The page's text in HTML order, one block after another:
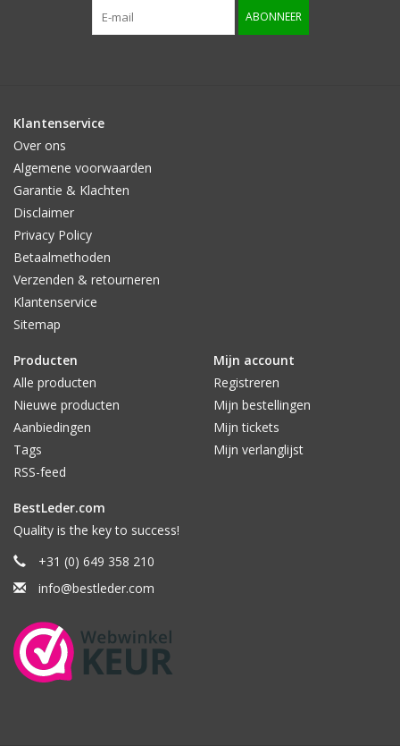
ABONNEER
Klantenservice
Over ons
Algemene voorwaarden
Garantie & Klachten
Disclaimer
Privacy Policy
Betaalmethoden
Verzenden & retourneren
Klantenservice
Sitemap
Producten
Alle producten
Nieuwe producten
Aanbiedingen
Tags
RSS-feed
Mijn account
Registreren
Mijn bestellingen
Mijn tickets
Mijn verlanglijst
BestLeder.com
Quality is the key to success!
+31 (0) 649 358 210
info@bestleder.com